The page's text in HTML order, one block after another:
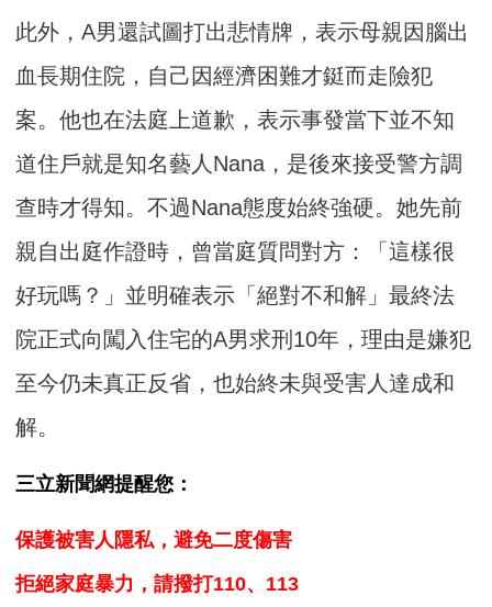
此外，A男還試圖打出悲情牌，表示母親因腦出
血長期住院，自己因經濟困難才鋌而走險犯
案。他也在法庭上道歉，表示事發當下並不知
道住戶就是知名藝人Nana，是後來接受警方調
查時才得知。不過Nana態度始終強硬。她先前
親自出庭作證時，曾當庭質問對方：「這樣很
好玩嗎？」並明確表示「絕對不和解」最終法
院正式向闖入住宅的A男求刑10年，理由是嫌犯
至今仍未真正反省，也始終未與受害人達成和
解。
三立新聞網提醒您：
保護被害人隱私，避免二度傷害
拒絕家庭暴力，請撥打110、113